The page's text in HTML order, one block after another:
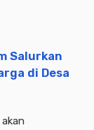
Salurkan
di Desa